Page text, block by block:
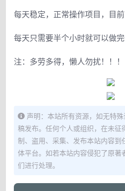
每天稳定，正常操作项目，目
每天只需要半个小时就可以做
注：多劳多得，懒人勿扰！！！
声明：本站所有资源，如无特
稿发布。任何个人或组织，在未征
制、盗用、采集、发布本站内容到
体平台。如若本站内容侵犯了原著
们进行处理。